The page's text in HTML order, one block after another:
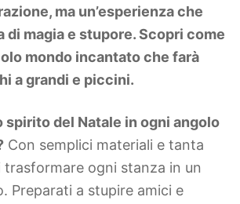
ma un’esperienza che
di magia e stupore. Scopri come
mondo incantato che farà
a grandi e piccini.
spirito del Natale in ogni angolo
Con semplici materiali e tanta
ogni stanza in un
Preparati a stupire amici e